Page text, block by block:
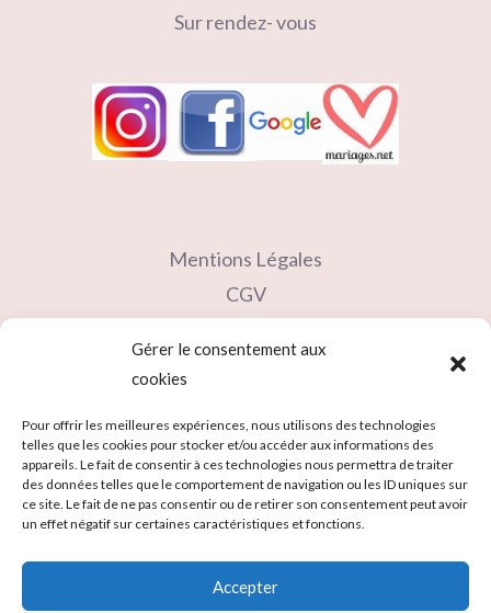
Gérer le consentement aux
cookies
Pour offrir les meilleures expériences, nous utilisons des technologies
telles que les cookies pour stocker et/ou accéder aux informations des
appareils. Le fait de consentir à ces technologies nous permettra de traiter
des données telles que le comportement de navigation ou les ID uniques sur
ce site. Le fait de ne pas consentir ou de retirer son consentement peut avoir
un effet négatif sur certaines caractéristiques et fonctions.
Accepter
Sur rendez- vous
Mentions Légales
CGV